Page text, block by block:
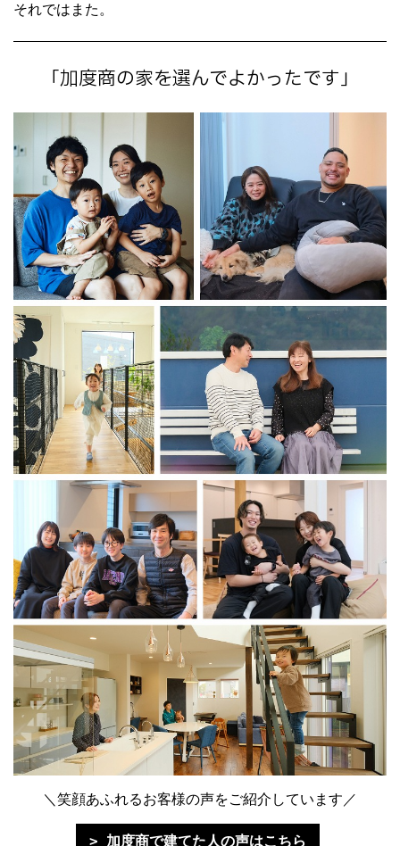
それではまた。
「加度商の家を選んでよかったです」
＼笑顔あふれるお客様の声をご紹介しています／
加度商で建てた人の声はこちら